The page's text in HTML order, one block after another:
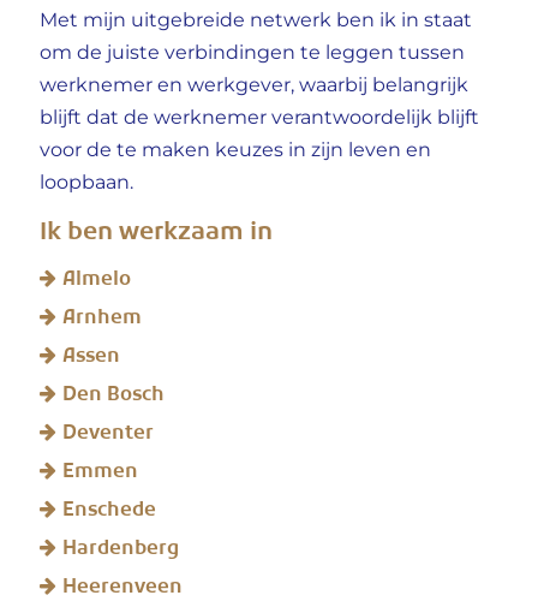
Met mijn uitgebreide netwerk ben ik in staat
om de juiste verbindingen te leggen tussen
werknemer en werkgever, waarbij belangrijk
blijft dat de werknemer verantwoordelijk blijft
voor de te maken keuzes in zijn leven en
loopbaan.
Ik ben werkzaam in
Almelo
Arnhem
Assen
Den Bosch
Deventer
Emmen
Enschede
Hardenberg
Heerenveen